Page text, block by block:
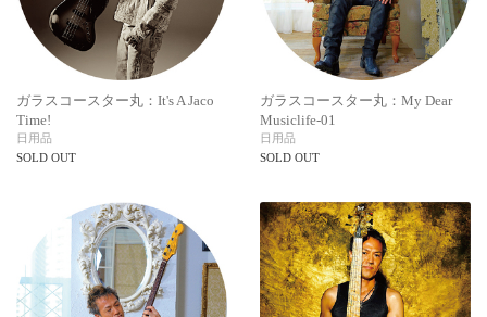
ガラスコースター丸：It's A Jaco
Time!
日用品
SOLD OUT
ガラスコースター丸：My Dear
Musiclife-01
日用品
SOLD OUT